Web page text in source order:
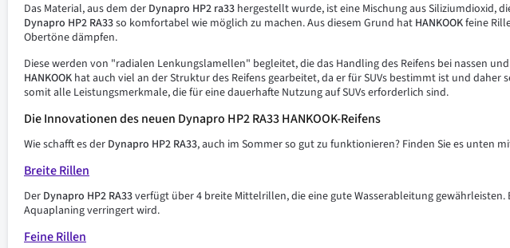
Das Material, aus dem der Dynapro HP2 ra33 hergestellt wurde, ist eine Mischung aus Siliziumdioxid,
Dynapro HP2 RA33so komfortabel wie möglich zu machen. Aus diesem Grund hat HANKOOKfeine
Obertöne dämpfen.
Diese werden von "radialen Lenkungslamellen" begleitet, die das Handling des Reifens bei nassen
HANKOOK hat auch viel an der Struktur des Reifens gearbeitet, da er für SUVs bestimmt ist und
somit alle Leistungsmerkmale, die für eine dauerhafte Nutzung auf SUVs erforderlich sind.
Die Innovationen des neuen Dynapro HP2 RA33HANKOOK-Reifens
Wie schafft es der Dynapro HP2 RA33, auch im Sommer so gut zu funktionieren? Finden Sie es unten
Breite Rillen
Der Dynapro HP2 RA33verfügt über 4 breite Mittelrillen, die eine gute Wasserableitung
Aquaplaning verringert wird.
Feine Rillen